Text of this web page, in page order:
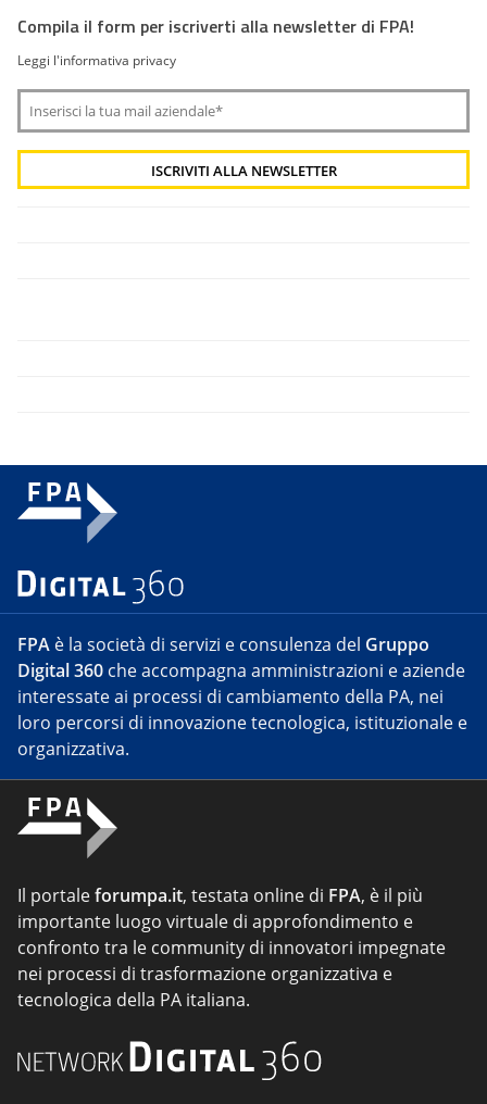
Compila il form per iscriverti alla newsletter di FPA!
Leggi l'informativa privacy
FPA è la società di servizi e consulenza del Gruppo
Digital 360 che accompagna amministrazioni e aziende
interessate ai processi di cambiamento della PA, nei
loro percorsi di innovazione tecnologica, istituzionale e
organizzativa.
Il portaleforumpa.it, testata online di FPA, è il più
importante luogo virtuale di approfondimento e
confronto tra le community di innovatori impegnate
nei processi di trasformazione organizzativa e
tecnologica della PA italiana.